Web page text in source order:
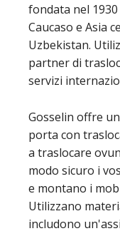
fondata nel
Caucaso e Asia
Uzbekistan.
partner di
servizi
Gosselin offre
porta con
a traslocare
modo sicuro i
e montano i
Utilizzano
includono